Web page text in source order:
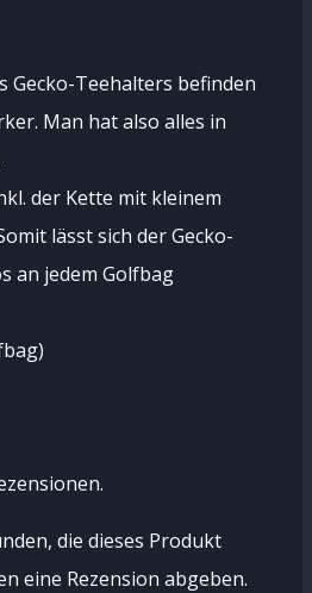
Gecko-Teehalters befinden
Man hat also alles in
der Kette mit kleinem
lässt sich der Gecko-
an jedem Golfbag
die dieses Produkt
eine Rezension abgeben.